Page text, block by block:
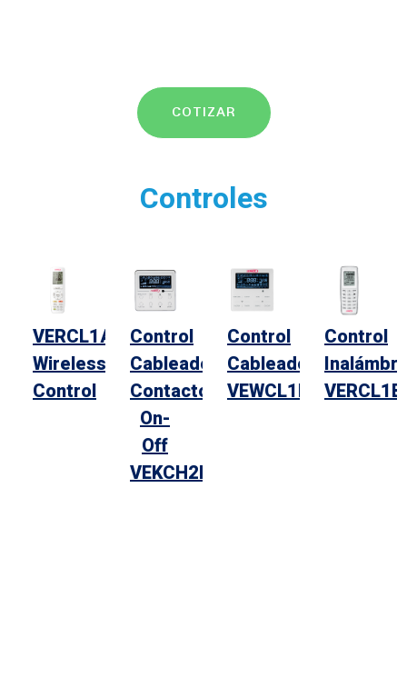
COTIZAR
Controles
VERCL1A
Wireless
Control
Control
Cableado
Contacto
On-
Off
VEKCH2B
Control
Cableado
VEWCL1B
Control
VERCL1B